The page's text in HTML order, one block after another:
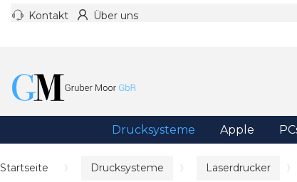
Kontakt Über uns
Drucksysteme Apple
Startseite Drucksysteme Laserdrucker